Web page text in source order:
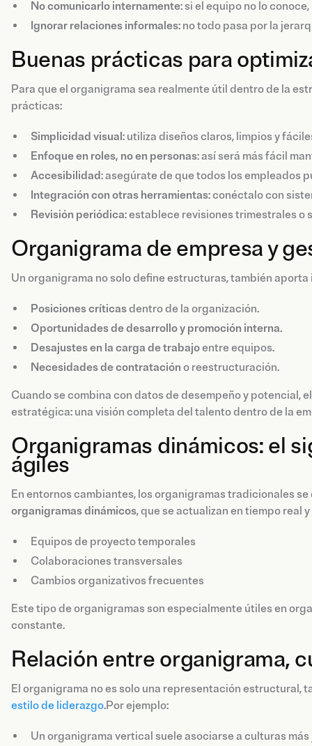
No comunicarlo internamente: si el equipo no lo
Ignorar relaciones informales: no todo pasa por la
Buenas prácticas para
Para que el organigrama sea realmente útil dentro de la
prácticas:
Simplicidad visual: utiliza diseños claros, limpios y
Enfoque en roles, no en personas: así será más fácil
Accesibilidad: asegúrate de que todos los empleados
Integración con otras herramientas: conéctalo con
Revisión periódica: establece revisiones trimestrales o
Organigrama de empresa y
Un organigrama no solo define estructuras, también
Posiciones críticasdentro de la organización.
Oportunidades de desarrollo y promoción interna.
Desajustes en la carga de trabajoentre equipos.
Necesidades de contratación o reestructuración.
Cuando se combina con datos de desempeño y potencial,
estratégica: una visión completa del talento dentro de la
Organigramas dinámicos: el
ágiles
En entornos cambiantes, los organigramas tradicionales
organigramas dinámicos, que se actualizan en tiempo real
Equipos de proyecto temporales
Colaboraciones transversales
Cambios organizativos frecuentes
Este tipo de organigramas son especialmente útiles en
constante.
Relación entre organigrama,
El organigrama no es solo una representación estructural,
estilo de liderazgo.Por ejemplo:
Un organigrama vertical suele asociarse a culturas